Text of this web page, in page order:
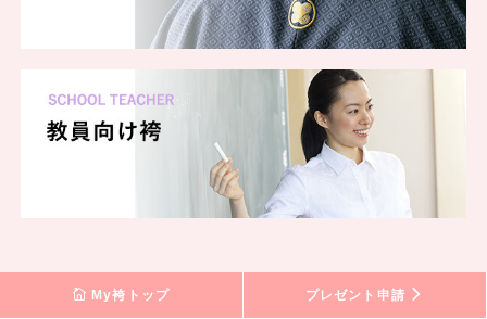
My袴トップ プレゼント申請